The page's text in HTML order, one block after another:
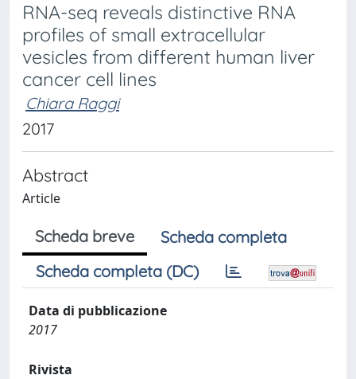
RNA-seq reveals distinctive RNA
profiles of small extracellular
vesicles from different human liver
cancer cell lines
Chiara Raggi
2017
Abstract
Article
Scheda breve
Scheda completa
Scheda completa (DC)
Data di pubblicazione
2017
Rivista